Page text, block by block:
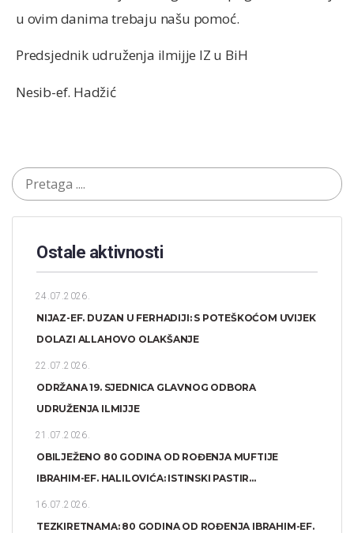
u ovim danima trebaju našu pomoć.
Predsjednik udruženja ilmijje IZ u BiH
Nesib-ef. Hadžić
Ostale aktivnosti
24.07.2026.
NIJAZ-EF. DUZAN U FERHADIJI: S POTEŠKOĆOM UVIJEK
DOLAZI ALLAHOVO OLAKŠANJE
22.07.2026.
ODRŽANA 19. SJEDNICA GLAVNOG ODBORA
UDRUŽENJA ILMIJJE
21.07.2026.
OBILJEŽENO 80 GODINA OD ROĐENJA MUFTIJE
IBRAHIM-EF. HALILOVIĆA: ISTINSKI PASTIR...
16.07.2026.
TEZKIRETNAMA: 80 GODINA OD ROĐENJA IBRAHIM-EF.